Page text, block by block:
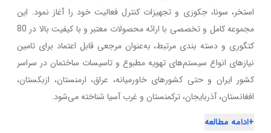
استخر، سونا، جکوزی و تجهیزات کنترل فعالیت خود را آغاز نمود. این
مجموعه کامل و تخصصی با ارائه محصولات معتبر و با کیفیت بالا در 80
کتگوری و دسته بندی مرتبط، به‌عنوان مرجعی قابل اعتماد برای تامین
نیازهای انواع سیستم‌های تهویه مطبوع و تاسیسات ساختمان در سراسر
کشور ایران و حتی کشورهای خاورمیانه، عراق، ارمنستان، ازبکستان،
افغانستان، آذربایجان، ترکمنستان و غرب آسیا شناخته می‌شود.
+ادامه مطالعه